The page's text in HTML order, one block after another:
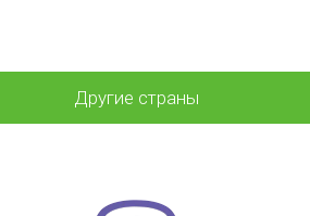
Другие страны